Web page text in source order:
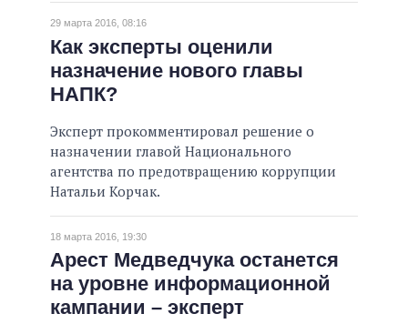
29 марта 2016, 08:16
Как эксперты оценили
назначение нового главы
НАПК?
Эксперт прокомментировал решение о
назначении главой Национального
агентства по предотвращению коррупции
Натальи Корчак.
18 марта 2016, 19:30
Арест Медведчука останется
на уровне информационной
кампании – эксперт